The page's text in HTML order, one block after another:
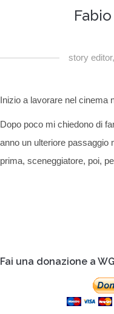
story
Inizio a lavorare nel cinema
Dopo poco mi chiedono di
anno un ulteriore passaggio
prima, sceneggiatore, poi,
Fai una donazione a